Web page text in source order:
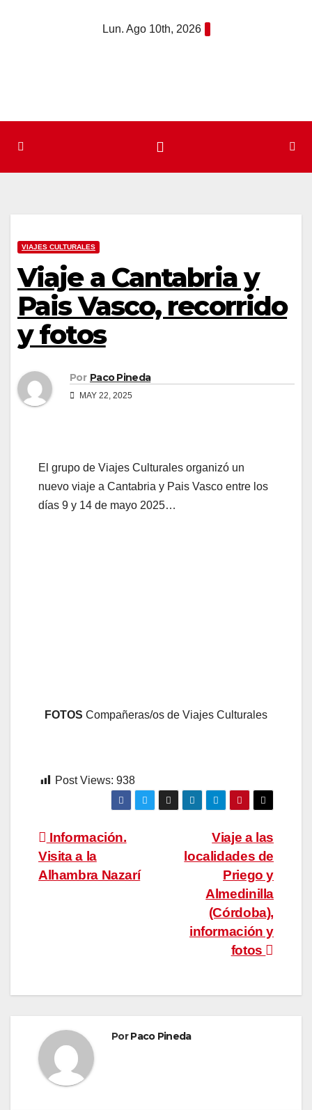
Lun. Ago 10th, 2026
VIAJES CULTURALES
Viaje a Cantabria y
Pais Vasco, recorrido
y fotos
Por Paco Pineda
MAY 22, 2025
El grupo de Viajes Culturales organizó un
nuevo viaje a Cantabria y Pais Vasco entre los
días 9 y 14 de mayo 2025…
FOTOS Compañeras/os de Viajes Culturales
Post Views: 938
Navegación
de
Viaje a las
localidades de
Priego y
Almedinilla
(Córdoba),
información y
fotos
Información.
Visita a la
Alhambra Nazarí
PorPaco Pineda